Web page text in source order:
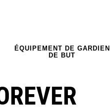
ÉQUIPEMENT DE GARDIEN
DE BUT